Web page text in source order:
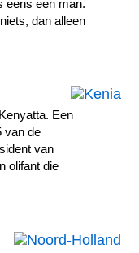
eens een man.
dan alleen
Een
van de
van
olifant die